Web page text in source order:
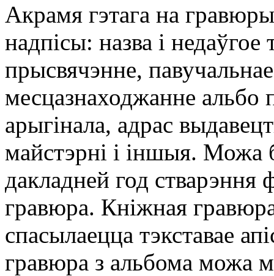
Акрамя гэтага на
надпісы: назва і
прысвячэнне,
месцазнаходжанне альбо
арыгінала, адрас
майстэрні і іншыя. Можа
дакладней год стварэння
гравюра. Кніжная
спасылаецца тэкставае
гравюра з альбома можа